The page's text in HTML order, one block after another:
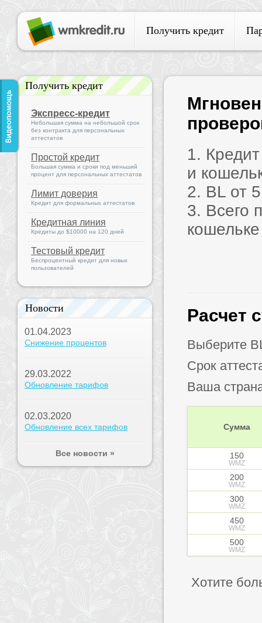
Получить кредит
Получить кредит
Экспресс-кредит
Небольшая сумма на небольшой срок
без контракта для персональных
аттестатов
Простой кредит
Большая сумма и сроки под меньший
процент для персональных аттестатов
Лимит доверия
Кредит для формальных аттестатов
Кредитная линия
Кредиты до $10000 на 120 дней
Тестовый кредит
Беспроцентный кредит для новых
пользователей
Новости
01.04.2023
Снижение процентов
29.03.2022
Обновление тарифов
02.03.2020
Обновление всех тарифов
Все новости »
1.
и
2. BL от
3. Всего
кошельке
Расчет
Выберите
Срок
Ваша
Сумма
150
WMZ
200
WMZ
300
WMZ
450
WMZ
500
WMZ
Хотите